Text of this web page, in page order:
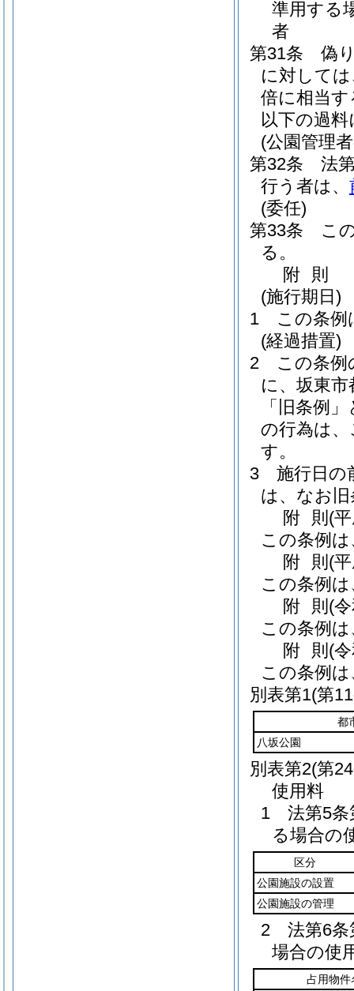
準用する
者
第31条
偽
に対して
倍に相当
以下の過
(公園管理
第32条
法
行う者は、
(委任)
第33条
こ
る。
附 則
(施行期日)
1
この条例
(経過措置)
2
この条例
に、坂東
「旧条例
の行為は
す。
3
施行日の
は、なお
附 則 (
この条例
附 則 (
この条例
附 則 (
この条例
附 則 (
この条例
別表第1(第
都
八坂公園
別表第2(第
使用料
1 法第5条
る場合の
区分
公園施設の設置
公園施設の管理
2 法第6条
場合の使
占用物件